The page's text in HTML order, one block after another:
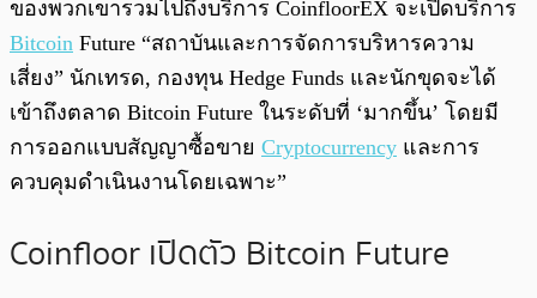
ของพวกเขารวมไปถึงบริการ CoinfloorEX จะเปิดบริการ
Bitcoin Future “สถาบันและการจัดการบริหารความ
เสี่ยง” นักเทรด, กองทุน Hedge Funds และนักขุดจะได้
เข้าถึงตลาด Bitcoin Future ในระดับที่ ‘มากขึ้น’ โดยมี
การออกแบบสัญญาซื้อขาย Cryptocurrency และการ
ควบคุมดำเนินงานโดยเฉพาะ”
Coinfloor เปิดตัว Bitcoin Future